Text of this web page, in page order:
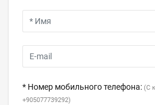
* Номер мобильного телефона: (С
+905077739292)